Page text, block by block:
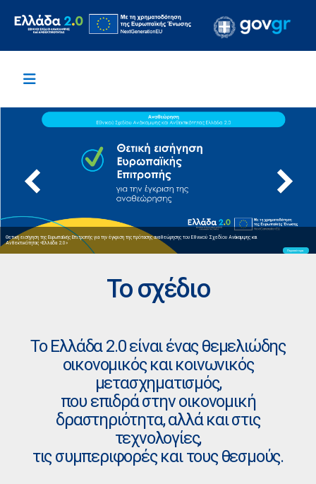
Θετική εισήγηση της Ευρωπαϊκής Επιτροπής για την έγκριση της πρότασης αναθεώρησης του Εθνικού Σχεδίου Ανάκαμψης και
Ανθεκτικότητας «Ελλάδα 2.0»
Περισσότερα
Το σχέδιο
Το Ελλάδα 2.0 είναι ένας θεμελιώδης
οικονομικός και κοινωνικός
μετασχηματισμός,
που επιδρά στην οικονομική
δραστηριότητα, αλλά και στις
τεχνολογίες,
τις συμπεριφορές και τους θεσμούς.